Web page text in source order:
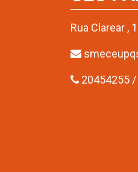
Rua Clarear ,
20454255